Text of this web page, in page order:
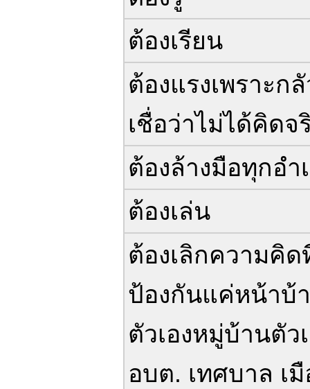
ต้องเรียน
ต้องแรงเพราะก
เชื่อว่าไม่ได้คิดจ
ต้องล้างมือทุกอำ
ต้องเล่น
ต้องเลิกความคิด
ป้องกันแค่หน้าบ้
ตัวเองหมู่บ้านตัว
อบต. เทศบาล เมื